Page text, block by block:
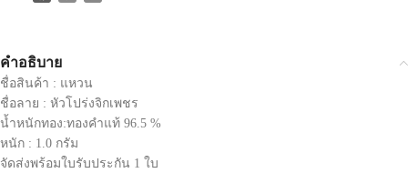
คำอธิบาย
ชื่อสินค้า : แหวน
ชื่อลาย : หัวโปร่งจิกเพชร
น้ำหนักทอง:ทองคำแท้ 96.5 %
หนัก : 1.0 กรัม
จัดส่งพร้อมใบรับประกัน 1 ใบ